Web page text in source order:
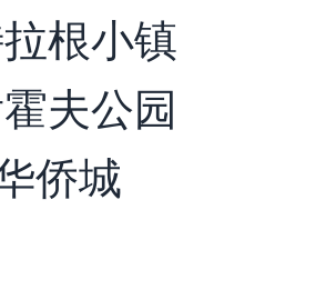
根小镇
夫公园
侨城